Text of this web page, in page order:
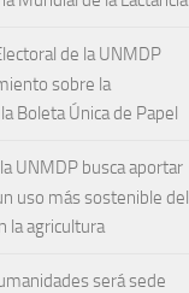
de la UNMDP
sobre la
Boleta Única de Papel
UNMDP busca aportar
uso más sostenible del
la agricultura
será sede